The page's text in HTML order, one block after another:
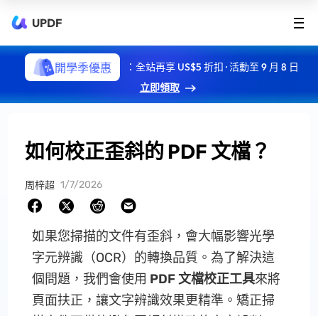
UPDF
開學季優惠
：全站再享 US$5 折扣 · 活動至 9 月 8 日
立即領取
如何校正歪斜的 PDF 文檔？
周梓超 1/7/2026
如果您掃描的文件有歪斜，會大幅影響光學
字元辨識（OCR）的轉換品質。為了解決這
個問題，我們會使用 PDF 文檔校正工具來將
頁面扶正，讓文字辨識效果更精準。矯正掃